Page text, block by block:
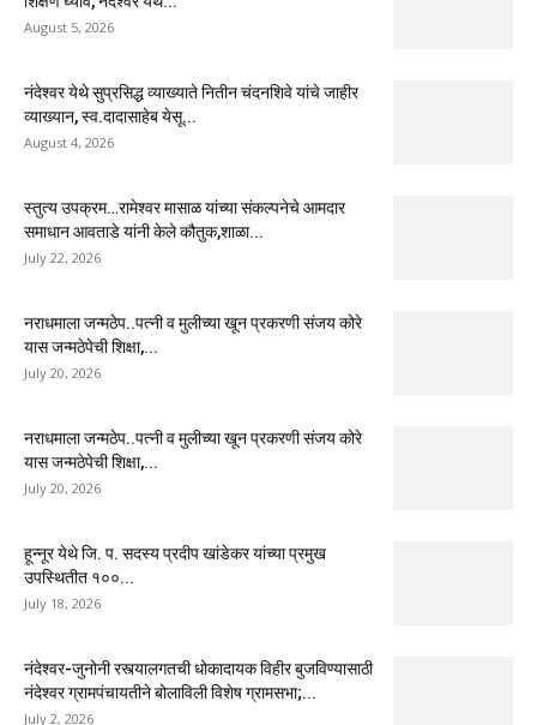
August 5, 2026
नंदेश्वर येथे सुप्रसिद्ध व्याख्याते नितीन चंदनशिवे यांचे जाहीर
व्याख्यान, स्व.दादासाहेब येसू...
August 4, 2026
स्तुत्य उपक्रम…रामेश्वर मासाळ यांच्या संकल्पनेचे आमदार
समाधान आवताडे यांनी केले कौतुक,शाळा...
July 22, 2026
नराधमाला जन्मठेप..पत्नी व मुलीच्या खून प्रकरणी संजय कोरे
यास जन्मठेपेची शिक्षा,...
July 20, 2026
नराधमाला जन्मठेप..पत्नी व मुलीच्या खून प्रकरणी संजय कोरे
यास जन्मठेपेची शिक्षा,...
July 20, 2026
हून्नूर येथे जि. प. सदस्य प्रदीप खांडेकर यांच्या प्रमुख
उपस्थितीत १००...
July 18, 2026
नंदेश्वर-जुनोनी रस्त्यालगतची धोकादायक विहीर बुजविण्यासाठी
नंदेश्वर ग्रामपंचायतीने बोलाविली विशेष ग्रामसभा;...
July 2, 2026